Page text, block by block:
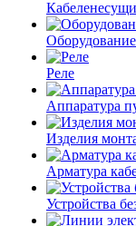
Реле
Аппаратура
Изделия
Арматура
Устройства